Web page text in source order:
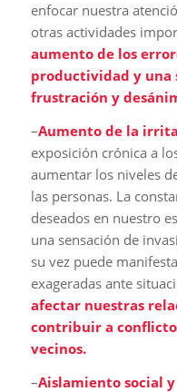
enfocar nuestra
otras actividades
aumento de los
productividad y una
frustración y
–Aumento de la
exposición crónica a
aumentar los niveles
las personas. La
deseados en nuestro
una sensación de
su vez puede
exageradas ante
afectar nuestras
contribuir a
vecinos.
–Aislamiento social